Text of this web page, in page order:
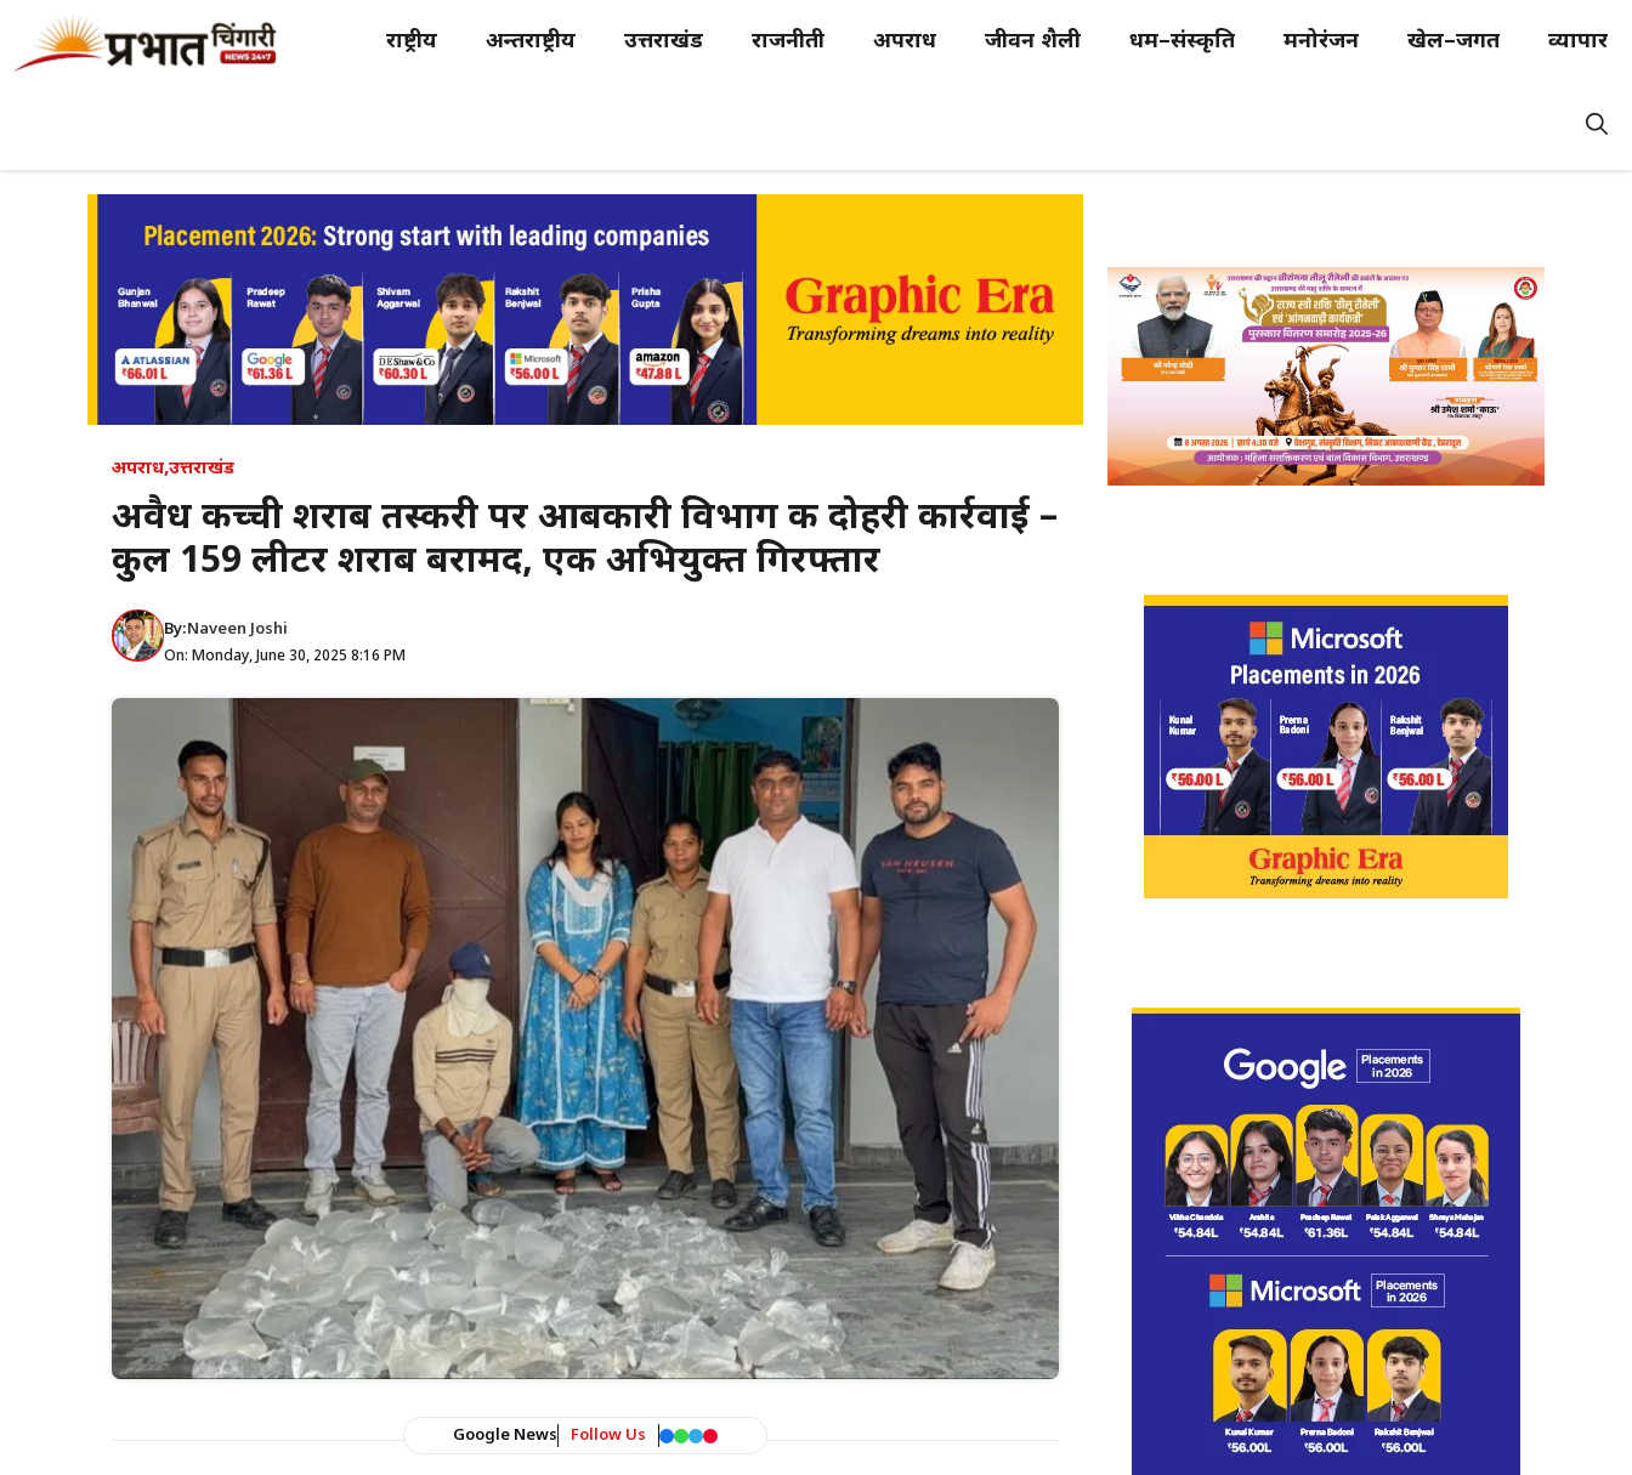
राष्ट्रीय अन्तर्राष्ट्रीय उत्तराखंड राजनीती अपराध जीवन शैली धर्म–संस्कृति मनोरंजन खेल–जगत व्यापार
अपराध,उत्तराखंड
अवैध कच्ची शराब तस्करी पर आबकारी विभाग की दोहरी कार्रवाई –
कुल 159 लीटर शराब बरामद, एक अभियुक्त गिरफ्तार
By:Naveen Joshi
On: Monday, June 30, 2025 8:16 PM
Google News Follow Us